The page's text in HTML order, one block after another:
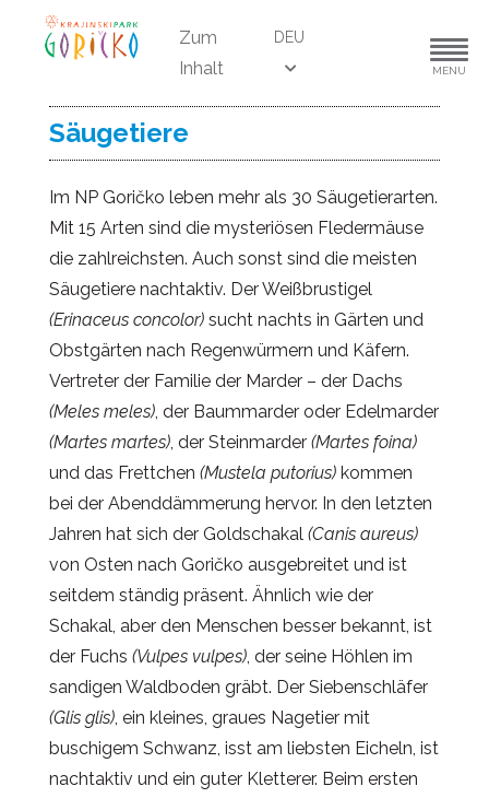
Zum
Inhalt
DEU
MENU
Säugetiere
Im NP Goričko leben mehr als 30 Säugetierarten.
Mit 15 Arten sind die mysteriösen Fledermäuse
die zahlreichsten. Auch sonst sind die meisten
Säugetiere nachtaktiv. Der Weißbrustigel
(Erinaceus concolor) sucht nachts in Gärten und
Obstgärten nach Regenwürmern und Käfern.
Vertreter der Familie der Marder – der Dachs
(Meles meles), der Baummarder oder Edelmarder
(Martes martes), der Steinmarder (Martes foina)
und das Frettchen (Mustela putorius) kommen
bei der Abenddämmerung hervor. In den letzten
Jahren hat sich der Goldschakal (Canis aureus)
von Osten nach Goričko ausgebreitet und ist
seitdem ständig präsent. Ähnlich wie der
Schakal, aber den Menschen besser bekannt, ist
der Fuchs (Vulpes vulpes), der seine Höhlen im
sandigen Waldboden gräbt. Der Siebenschläfer
(Glis glis), ein kleines, graues Nagetier mit
buschigem Schwanz, isst am liebsten Eicheln, ist
nachtaktiv und ein guter Kletterer. Beim ersten